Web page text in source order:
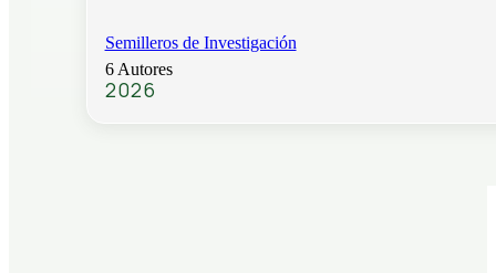
Semilleros de Investigación
6 Autores
2026